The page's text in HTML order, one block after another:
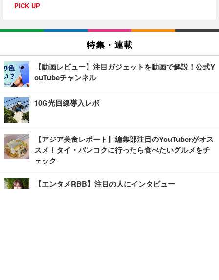
PICK UP
特集・連載
【動画レビュー】注目ガジェットを動画で解説！公式Y
ouTubeチャンネル
10G光回線導入レポ
【アジア美食レポート】編集部注目のYouTuberがオス
スメ！タイ・バンコクに行ったら食べたいグルメをチ
ェック
【エンタメRBB】注目の人にインタビュー